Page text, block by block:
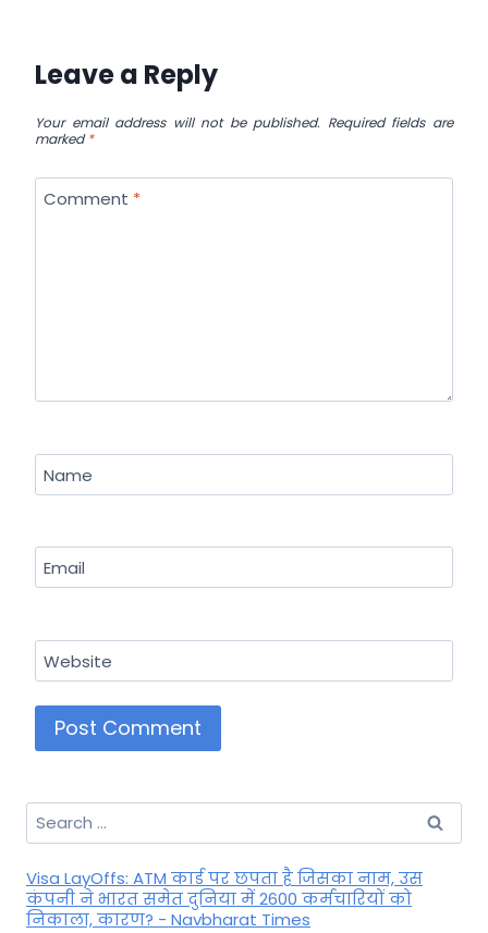
Leave a Reply
Your email address will not be published. Required fields are
marked*
Comment *
Name
Email
Website
Search
for:
Visa LayOffs: ATM कार्ड पर छपता है जिसका नाम, उस
कंपनी ने भारत समेत दुनिया में 2600 कर्मचारियों को
निकाला, कारण? - Navbharat Times